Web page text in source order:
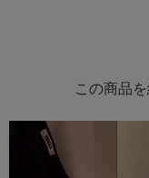
この商品